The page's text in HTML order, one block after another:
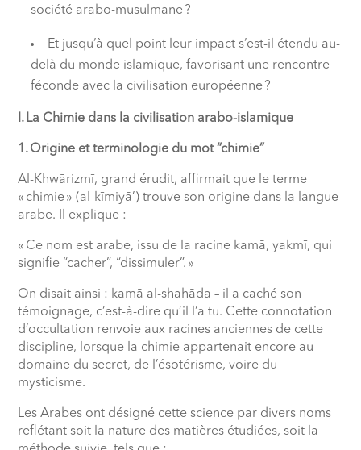
société arabo-musulmane ?
Et jusqu’à quel point leur impact s’est-il étendu au-
delà du monde islamique, favorisant une rencontre
féconde avec la civilisation européenne ?
I. La Chimie dans la civilisation arabo-islamique
1. Origine et terminologie du mot “chimie”
Al-Khwārizmī, grand érudit, affirmait que le terme
« chimie » (al-kīmiyā’) trouve son origine dans la langue
arabe. Il explique :
« Ce nom est arabe, issu de la racine kamā, yakmī, qui
signifie “cacher”, “dissimuler”. »
On disait ainsi : kamā al-shahāda – il a caché son
témoignage, c’est-à-dire qu’il l’a tu. Cette connotation
d’occultation renvoie aux racines anciennes de cette
discipline, lorsque la chimie appartenait encore au
domaine du secret, de l’ésotérisme, voire du
mysticisme.
Les Arabes ont désigné cette science par divers noms
reflétant soit la nature des matières étudiées, soit la